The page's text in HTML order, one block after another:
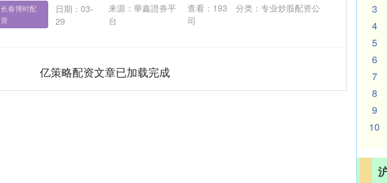
长春博时配
资
日期：03-
29
来源：華鑫證券平
台
查看： 193 分类： 专业炒股配资公
司
亿策略配资文章已加载完成
3
4
5
6
7
8
9
10